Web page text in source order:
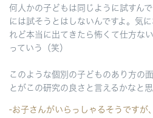
何人かの子どもは同じように試すん
には試そうとはしないんですよ。気
れど本当に出てきたら怖くて仕方な
っていう（笑）
このような個別の子どものあり方の
とがこの研究の良さと言えるかなと思
-お子さんがいらっしゃるそうですが